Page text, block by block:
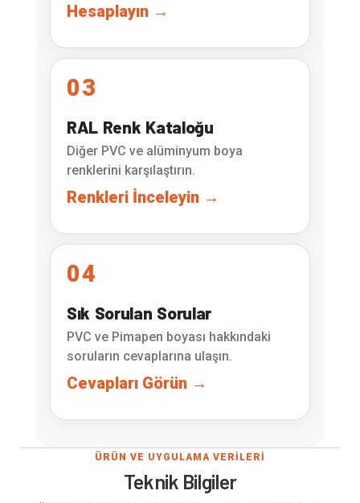
Hesaplayın →
03
RAL Renk Kataloğu
Diğer PVC ve alüminyum boya
renklerini karşılaştırın.
Renkleri İnceleyin →
04
Sık Sorulan Sorular
PVC ve Pimapen boyası hakkındaki
soruların cevaplarına ulaşın.
Cevapları Görün →
ÜRÜN VE UYGULAMA VERİLERİ
Teknik Bilgiler